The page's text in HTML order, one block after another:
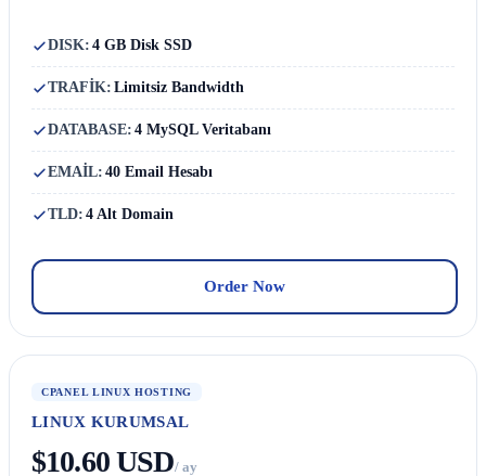
DISK: 4 GB Disk SSD
TRAFİK: Limitsiz Bandwidth
DATABASE: 4 MySQL Veritabanı
EMAİL: 40 Email Hesabı
TLD: 4 Alt Domain
Order Now
CPANEL LINUX HOSTING
LINUX KURUMSAL
$10.60 USD/ ay